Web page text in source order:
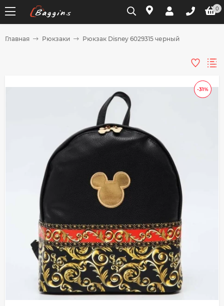
0
Главная Рюкзаки Рюкзак Disney 6029315 черный
-31%
на части
без переплат
График платежей
Сегодня
Добавляйте товары
в корзину
Оплачивайте сегодня только
25% картой любого банка